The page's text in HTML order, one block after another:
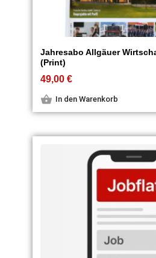
Jahresabo Allgäuer
(Print)
49,00€
In den Warenkorb